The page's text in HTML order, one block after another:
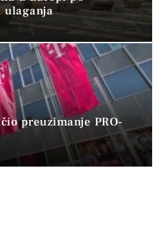
ulaganja
preuzimanje PRO-